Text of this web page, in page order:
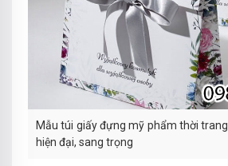
Mẫu túi giấy đựng mỹ phẩm thời
hiện đại, sang trọng